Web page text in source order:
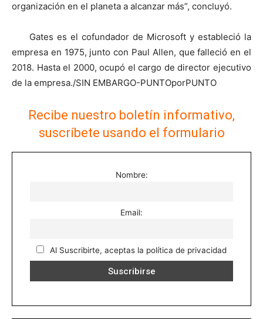
organización en el planeta a alcanzar más”, concluyó.
Gates es el cofundador de Microsoft y estableció la
empresa en 1975, junto con Paul Allen, que falleció en el
2018. Hasta el 2000, ocupó el cargo de director ejecutivo
de la empresa./SIN EMBARGO-PUNTOporPUNTO
Recibe nuestro boletín informativo,
suscríbete usando el formulario
Nombre:
Email:
Al Suscribirte, aceptas la política de privacidad